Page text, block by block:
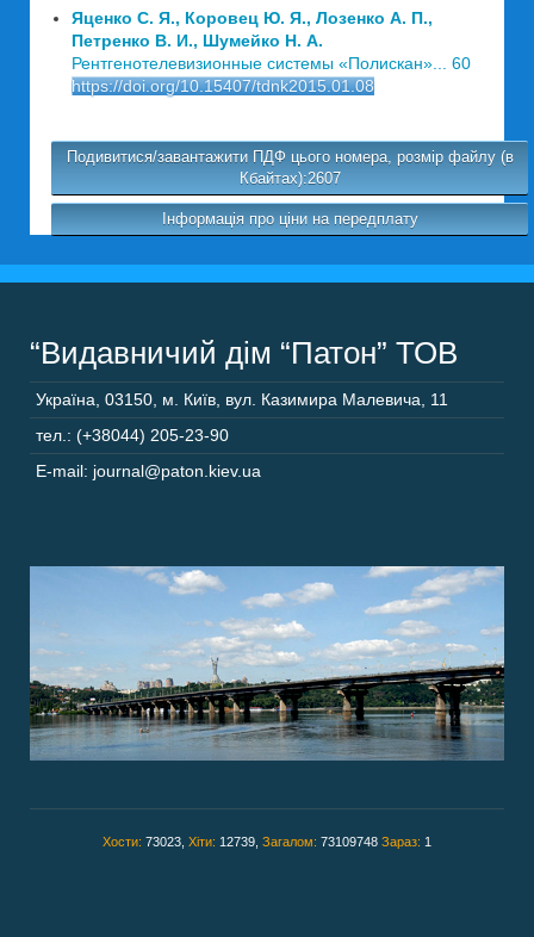
Яценко С. Я., Коровец Ю. Я., Лозенко А. П.,
Петренко В. И., Шумейко Н. А.
Рентгенотелевизионные системы «Полискан»... 60
https://doi.org/10.15407/tdnk2015.01.08
Подивитися/завантажити ПДФ цього номера, розмір файлу (в
Кбайтах):2607
Інформація про ціни на передплату
“Видавничий дім “Патон” ТОВ
Україна 03150 м. Київ, вул. Казимира Малевича, 11
тел.: (+38044) 205-23-90
E-mail: journal@paton.kiev.ua
Хости: 73023, Хіти: 12739, Загалом: 73109748 Зараз: 1